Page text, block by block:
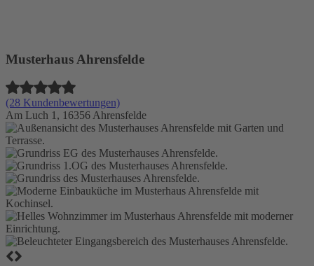
Musterhaus Ahrensfelde
(28 Kundenbewertungen)
Am Luch 1, 16356 Ahrensfelde